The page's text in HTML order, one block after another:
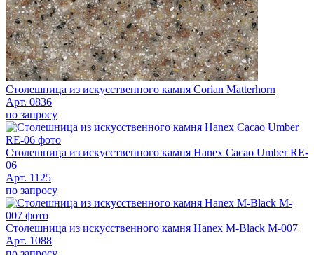
Столешница из искусственного камня Corian Matterhorn
Арт. 0836
по запросу
Столешница из искусственного камня Hanex Cacao Umber RE-
06
Арт. 1125
по запросу
Столешница из искусственного камня Hanex M-Black M-007
Арт. 1088